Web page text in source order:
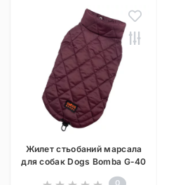
Жилет стьобаний марсала
для собак Dogs Bomba G-40
0